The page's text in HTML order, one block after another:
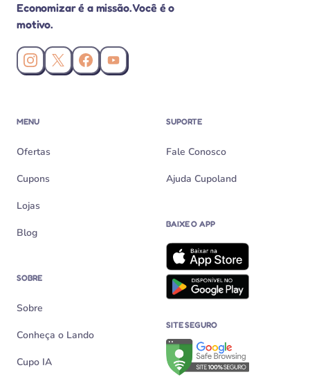
Economizar é a missão. Você é o
motivo.
Instagram da Cupoland
X (Twitter) da Cupoland
Facebook da Cupoland
Canal da Cupoland no YouTube
MENU
Ofertas
Cupons
Lojas
Blog
SOBRE
Sobre
Conheça o Lando
Cupo IA
SUPORTE
Fale Conosco
Ajuda Cupoland
BAIXE O APP
SITE SEGURO
Verificação de site seguro